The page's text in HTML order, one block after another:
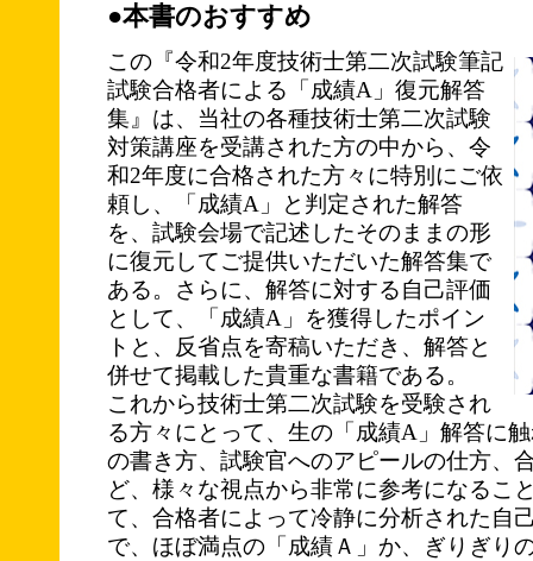
●本書のおすすめ
この『令和2年度技術士第二次試験筆記
試験合格者による「成績A」復元解答
集』は、当社の各種技術士第二次試験
対策講座を受講された方の中から、令
和2年度に合格された方々に特別にご依
頼し、「成績A」と判定された解答
を、試験会場で記述したそのままの形
に復元してご提供いただいた解答集で
ある。さらに、解答に対する自己評価
として、「成績A」を獲得したポイン
トと、反省点を寄稿いただき、解答と
併せて掲載した貴重な書籍である。
これから技術士第二次試験を受験され
る方々にとって、生の「成績A」解答に
の書き方、試験官へのアピールの仕方、
ど、様々な視点から非常に参考になるこ
て、合格者によって冷静に分析された自
で、ほぼ満点の「成績Ａ」か、ぎりぎり